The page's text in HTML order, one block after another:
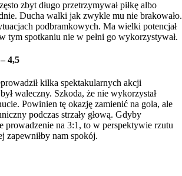
zbyt długo przetrzymywał piłkę albo
Ducha walki jak zwykle mu nie brakowało.
podbramkowych. Ma wielki potencjał
tym spotkaniu nie w pełni go wykorzystywał.
4,5
kilka spektakularnych akcji
waleczny. Szkoda, że nie wykorzystał
Powinien tę okazję zamienić na gola, ale
podczas strzały głową. Gdyby
prowadzenie na 3:1, to w perspektywie rzutu
zapewniłby nam spokój.